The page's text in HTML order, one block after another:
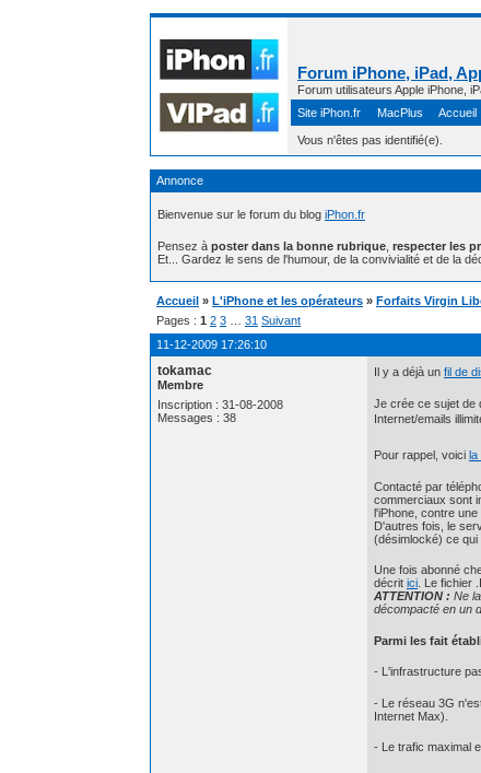
Forum iPhone, iPad,
Forum utilisateurs Apple iPhone,
Site iPhon.fr
MacPlus Accueil
Vous n'êtes pas identifié(e).
Annonce
Bienvenue sur le forum du blog iPhon.fr
Pensez à poster dans la bonne rubrique respecter les
Et... Gardez le sens de l'humour, de la convivialité et de la
Accueil » L'iPhone et les opérateurs » Forfaits Virgin
Pages : 1 2 3 31 Suivant
11-12-2009 17:26:10
tokamac
Membre
Inscription : 31-08-2008
Messages : 38
Il y a déjà un fil de
Je crée ce sujet de
Internet/emails
Pour rappel, voici
Contacté par
commerciaux sont
l'iPhone, contre
D'autres fois, le
(désimlocké) ce qui
Une fois abonné
décrit ici . Le fichier
ATTENTION : Ne
décompacté en un
Parmi les fait
- L'infrastructure
- Le réseau 3G
Internet Max).
- Le trafic maximal